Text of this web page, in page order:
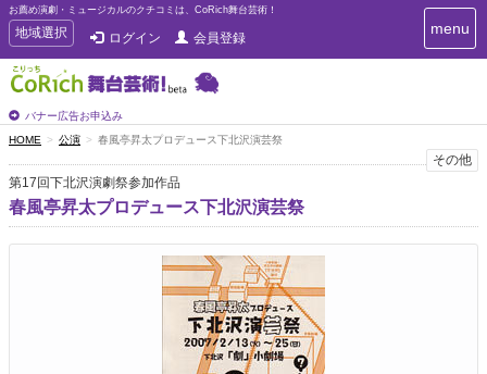
お薦め演劇・ミュージカルのクチコミは、CoRich舞台芸術！
T
o
g
g
e
n
a
v
i
g
地域選択 ログイン 会員登録
バナー広告お申込み
T
o
n
i
g
menu
HOME 公演 春風亭昇太プロデュース下北沢演芸祭
その他
第17回下北沢演劇祭参加作品
春風亭昇太プロデュース下北沢演芸祭